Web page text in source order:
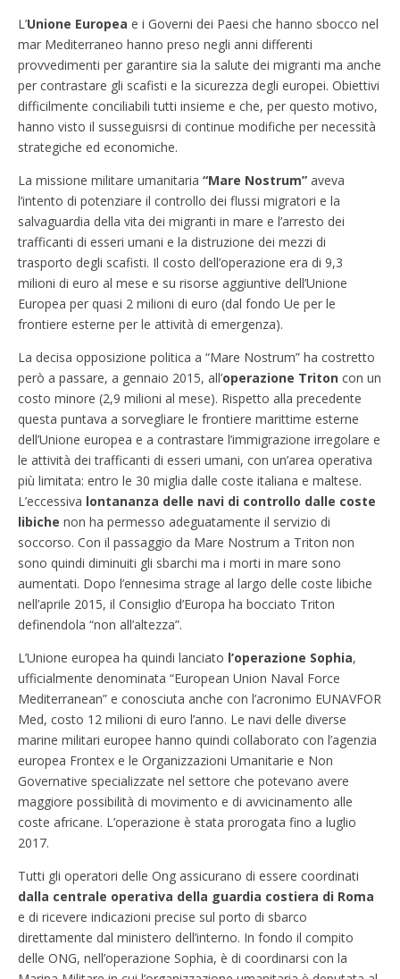
L’Unione Europea e i Governi dei Paesi che hanno sbocco nel
mar Mediterraneo hanno preso negli anni differenti
provvedimenti per garantire sia la salute dei migranti ma anche
per contrastare gli scafisti e la sicurezza degli europei. Obiettivi
difficilmente conciliabili tutti insieme e che, per questo motivo,
hanno visto il susseguisrsi di continue modifiche per necessità
strategiche ed economiche.
La missione militare umanitaria “Mare Nostrum” aveva
l’intento di potenziare il controllo dei flussi migratori e la
salvaguardia della vita dei migranti in mare e l’arresto dei
trafficanti di esseri umani e la distruzione dei mezzi di
trasporto degli scafisti. Il costo dell’operazione era di 9,3
milioni di euro al mese e su risorse aggiuntive dell’Unione
Europea per quasi 2 milioni di euro (dal fondo Ue per le
frontiere esterne per le attività di emergenza).
La decisa opposizione politica a “Mare Nostrum” ha costretto
però a passare, a gennaio 2015, all’operazione Triton con un
costo minore (2,9 milioni al mese). Rispetto alla precedente
questa puntava a sorvegliare le frontiere marittime esterne
dell’Unione europea e a contrastare l’immigrazione irregolare e
le attività dei trafficanti di esseri umani, con un’area operativa
più limitata: entro le 30 miglia dalle coste italiana e maltese.
L’eccessiva lontananza delle navi di controllo dalle coste
libiche non ha permesso adeguatamente il servizio di
soccorso. Con il passaggio da Mare Nostrum a Triton non
sono quindi diminuiti gli sbarchi ma i morti in mare sono
aumentati. Dopo l’ennesima strage al largo delle coste libiche
nell’aprile 2015, il Consiglio d’Europa ha bocciato Triton
definendola “non all’altezza”.
L’Unione europea ha quindi lanciato l’operazione Sophia,
ufficialmente denominata “European Union Naval Force
Mediterranean” e conosciuta anche con l’acronimo EUNAVFOR
Med, costo 12 milioni di euro l’anno. Le navi delle diverse
marine militari europee hanno quindi collaborato con l’agenzia
europea Frontex e le Organizzazioni Umanitarie e Non
Governative specializzate nel settore che potevano avere
maggiore possibilità di movimento e di avvicinamento alle
coste africane. L’operazione è stata prorogata fino a luglio
2017.
Tutti gli operatori delle Ong assicurano di essere coordinati
dalla centrale operativa della guardia costiera di Roma
e di ricevere indicazioni precise sul porto di sbarco
direttamente dal ministero dell’interno. In fondo il compito
delle ONG, nell’operazione Sophia, è di coordinarsi con la